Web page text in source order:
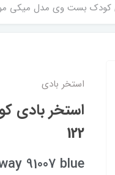
کودک بست وی مدل میکی موس
استخر بادی
استخر
122
91007 blue